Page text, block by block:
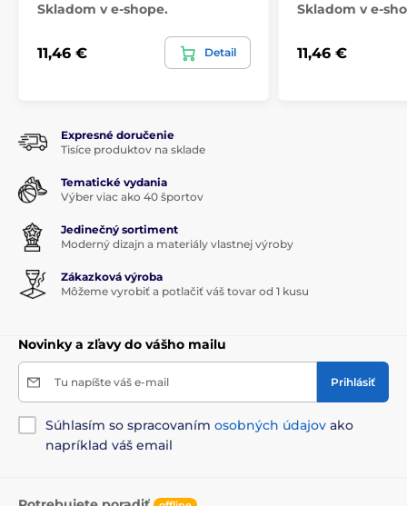
Skladom v e-shope.
11,46 € Detail
Skladom v e-
11,46 €
Expresné doručenie
Tisíce produktov na sklade
Tematické vydania
Výber viac ako 40 športov
Jedinečný sortiment
Moderný dizajn a materiály vlastnej výroby
Zákazková výroba
Môžeme vyrobiť a potlačiť váš tovar od 1 kusu
Novinky a zľavy do vášho mailu
Tu napíšte váš e-mail Prihlásiť
Súhlasím so spracovaním osobných údajov ako
napríklad váš email